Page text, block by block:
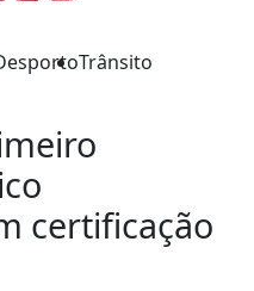
Trânsito
certificação